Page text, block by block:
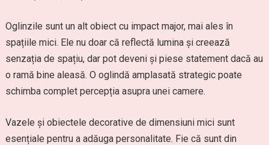
Oglinzile sunt un alt obiect cu impact major, mai ales în
spațiile mici. Ele nu doar că reflectă lumina și creează
senzația de spațiu, dar pot deveni și piese statement dacă au
o ramă bine aleasă. O oglindă amplasată strategic poate
schimba complet percepția asupra unei camere.
Vazele și obiectele decorative de dimensiuni mici sunt
esențiale pentru a adăuga personalitate. Fie că sunt din